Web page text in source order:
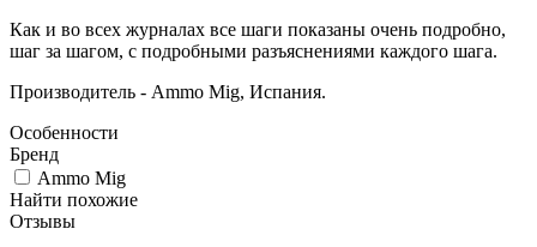
Как и во всех журналах все шаги показаны очень подробно,
шаг за шагом, с подробными разъяснениями каждого шага.
Производитель - Ammo Mig, Испания.
Особенности
Бренд
Ammo Mig
Найти похожие
Отзывы